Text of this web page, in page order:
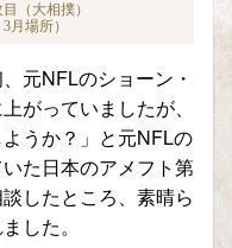
（大相撲）
所）
元NFLのショーン・
がっていましたが、
うか？」と元NFLの
た日本のアメフト第
したところ、素晴ら
した。